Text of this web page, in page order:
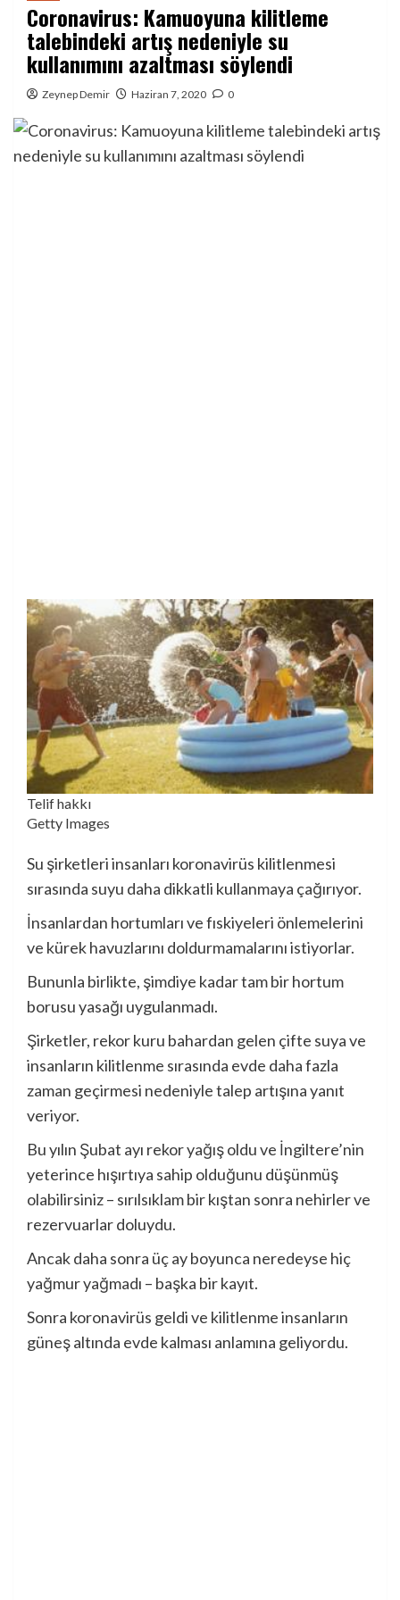
Coronavirus: Kamuoyuna kilitleme
talebindeki artış nedeniyle su
kullanımını azaltması söylendi
Zeynep Demir Haziran 7, 2020 0
Telif hakkı
Getty Images
Su şirketleri insanları koronavirüs kilitlenmesi
sırasında suyu daha dikkatli kullanmaya çağırıyor.
İnsanlardan hortumları ve fıskiyeleri önlemelerini
ve kürek havuzlarını doldurmamalarını istiyorlar.
Bununla birlikte, şimdiye kadar tam bir hortum
borusu yasağı uygulanmadı.
Şirketler, rekor kuru bahardan gelen çifte suya ve
insanların kilitlenme sırasında evde daha fazla
zaman geçirmesi nedeniyle talep artışına yanıt
veriyor.
Bu yılın Şubat ayı rekor yağış oldu ve İngiltere’nin
yeterince hışırtıya sahip olduğunu düşünmüş
olabilirsiniz – sırılsıklam bir kıştan sonra nehirler ve
rezervuarlar doluydu.
Ancak daha sonra üç ay boyunca neredeyse hiç
yağmur yağmadı – başka bir kayıt.
Sonra koronavirüs geldi ve kilitlenme insanların
güneş altında evde kalması anlamına geliyordu.